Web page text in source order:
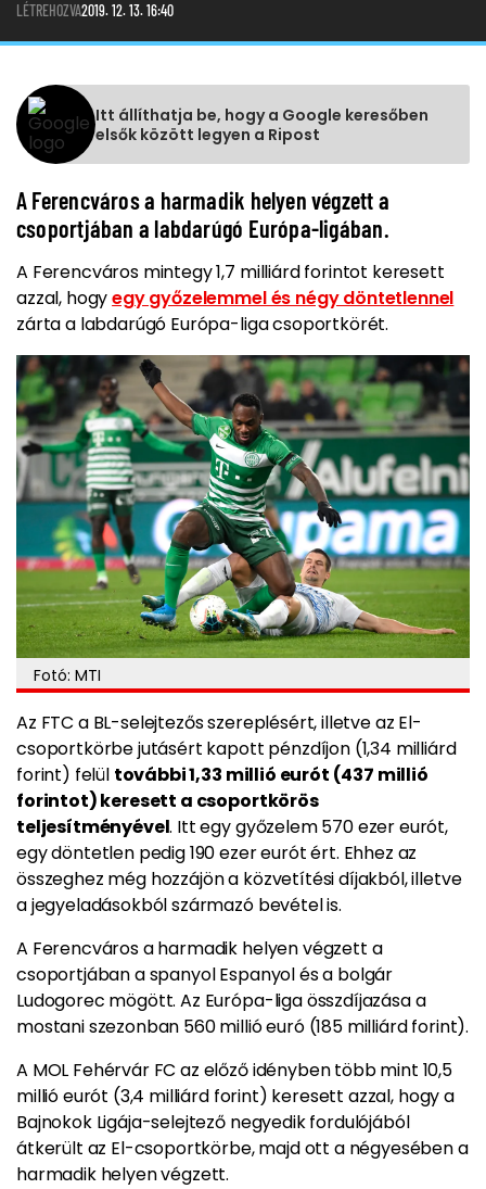
LÉTREHOZVA2019. 12. 13. 16:40
Itt állíthatja be, hogy a Google keresőben
elsők között legyen a Ripost
A Ferencváros a harmadik helyen végzett a
csoportjában a labdarúgó Európa-ligában.
A Ferencváros mintegy 1,7 milliárd forintot keresett
azzal, hogyegy győzelemmel és négy döntetlennel
zárta a labdarúgó Európa-liga csoportkörét.
Fotó: MTI
Az FTC a BL-selejtezős szereplésért, illetve az El-
csoportkörbe jutásért kapott pénzdíjon (1,34 milliárd
forint) felül további 1,33 millió eurót (437 millió
forintot) keresett a csoportkörös
teljesítményével. Itt egy győzelem 570 ezer eurót,
egy döntetlen pedig 190 ezer eurót ért. Ehhez az
összeghez még hozzájön a közvetítési díjakból, illetve
a jegyeladásokból származó bevétel is.
A Ferencváros a harmadik helyen végzett a
csoportjában a spanyol Espanyol és a bolgár
Ludogorec mögött. Az Európa-liga összdíjazása a
mostani szezonban 560 millió euró (185 milliárd forint).
A MOL Fehérvár FC az előző idényben több mint 10,5
millió eurót (3,4 milliárd forint) keresett azzal, hogy a
Bajnokok Ligája-selejtező negyedik fordulójából
átkerült az El-csoportkörbe, majd ott a négyesében a
harmadik helyen végzett.